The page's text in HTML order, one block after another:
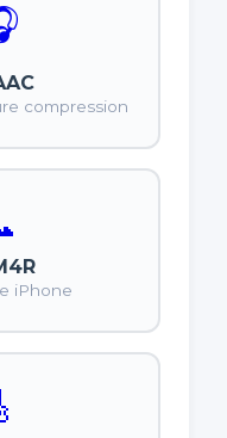
compression
iPhone